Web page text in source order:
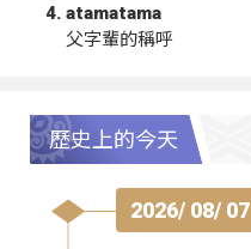
atamatama
父字輩的稱呼
歷史上的今天
2026/ 08/ 07